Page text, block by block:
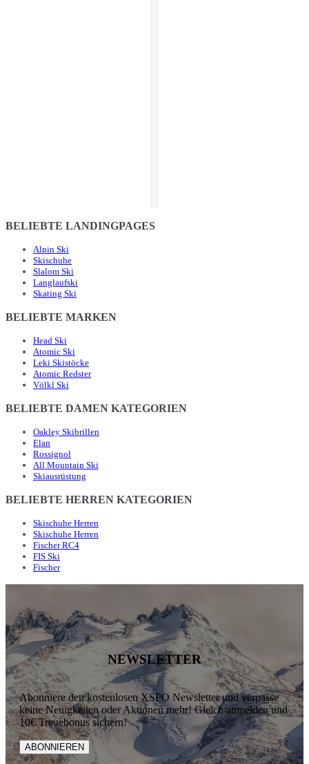
BELIEBTE LANDINGPAGES
Alpin Ski
Skischuhe
Slalom Ski
Langlaufski
Skating Ski
BELIEBTE MARKEN
Head Ski
Atomic Ski
Leki Skistöcke
Atomic Redster
Völkl Ski
BELIEBTE DAMEN KATEGORIEN
Oakley Skibrillen
Elan
Rossignol
All Mountain Ski
Skiausrüstung
BELIEBTE HERREN KATEGORIEN
Skischuhe Herren
Skischuhe Herren
Fischer RC4
FIS Ski
Fischer
NEWSLETTER
Abonniere den kostenlosen XSPO Newsletter und verpasse
keine Neuigkeiten oder Aktionen mehr! Gleich anmelden und
10€ Treuebonus sichern!
ABONNIEREN